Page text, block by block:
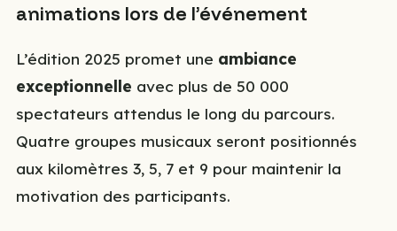
animations lors de l’événement
L’édition 2025 promet une ambiance
exceptionnelle avec plus de 50 000
spectateurs attendus le long du parcours.
Quatre groupes musicaux seront positionnés
aux kilomètres 3, 5, 7 et 9 pour maintenir la
motivation des participants.